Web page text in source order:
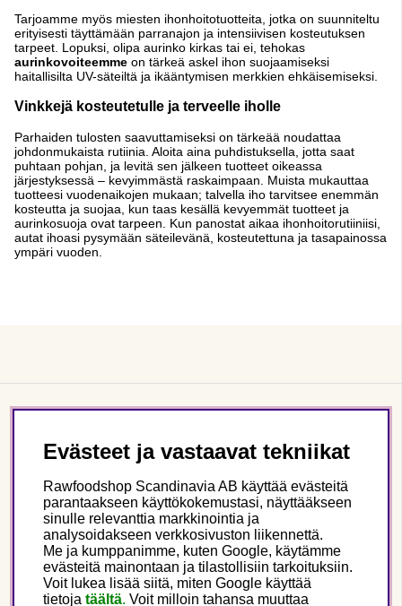
Tarjoamme myös miesten ihonhoitotuotteita, jotka on suunniteltu
erityisesti täyttämään parranajon ja intensiivisen kosteutuksen
tarpeet. Lopuksi, olipa aurinko kirkas tai ei, tehokas
aurinkovoiteemme on tärkeä askel ihon suojaamiseksi
haitallisilta UV-säteiltä ja ikääntymisen merkkien ehkäisemiseksi.
Vinkkejä kosteutetulle ja terveelle iholle
Parhaiden tulosten saavuttamiseksi on tärkeää noudattaa
johdonmukaista rutiinia. Aloita aina puhdistuksella, jotta saat
puhtaan pohjan, ja levitä sen jälkeen tuotteet oikeassa
järjestyksessä – kevyimmästä raskaimpaan. Muista mukauttaa
tuotteesi vuodenaikojen mukaan; talvella iho tarvitsee enemmän
kosteutta ja suojaa, kun taas kesällä kevyemmät tuotteet ja
aurinkosuoja ovat tarpeen. Kun panostat aikaa ihonhoitorutiiniisi,
autat ihoasi pysymään säteilevänä, kosteutettuna ja tasapainossa
ympäri vuoden.
Seuraa meitä
Tämä on Rawfoodshop
Evästeet ja vastaavat tekniikat
Rawfoodshop Scandinavia AB käyttää evästeitä
parantaakseen käyttökokemustasi, näyttääkseen
sinulle relevanttia markkinointia ja
analysoidakseen verkkosivuston liikennettä.
Me ja kumppanimme, kuten Google, käytämme
evästeitä mainontaan ja tilastollisiin tarkoituksiin.
Voit lukea lisää siitä, miten Google käyttää
tietoja täältä. Voit milloin tahansa muuttaa